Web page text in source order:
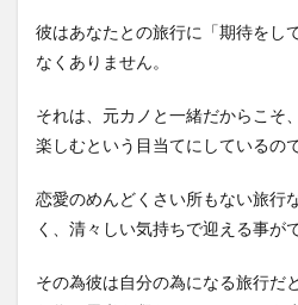
彼はあなたとの旅行に「期待をし
なくありません。
それは、元カノと一緒だからこそ
楽しむという目当てにしているので
恋愛のめんどくさい所もない旅行
く、清々しい気持ちで迎える事が
その為彼は自分の為になる旅行だ